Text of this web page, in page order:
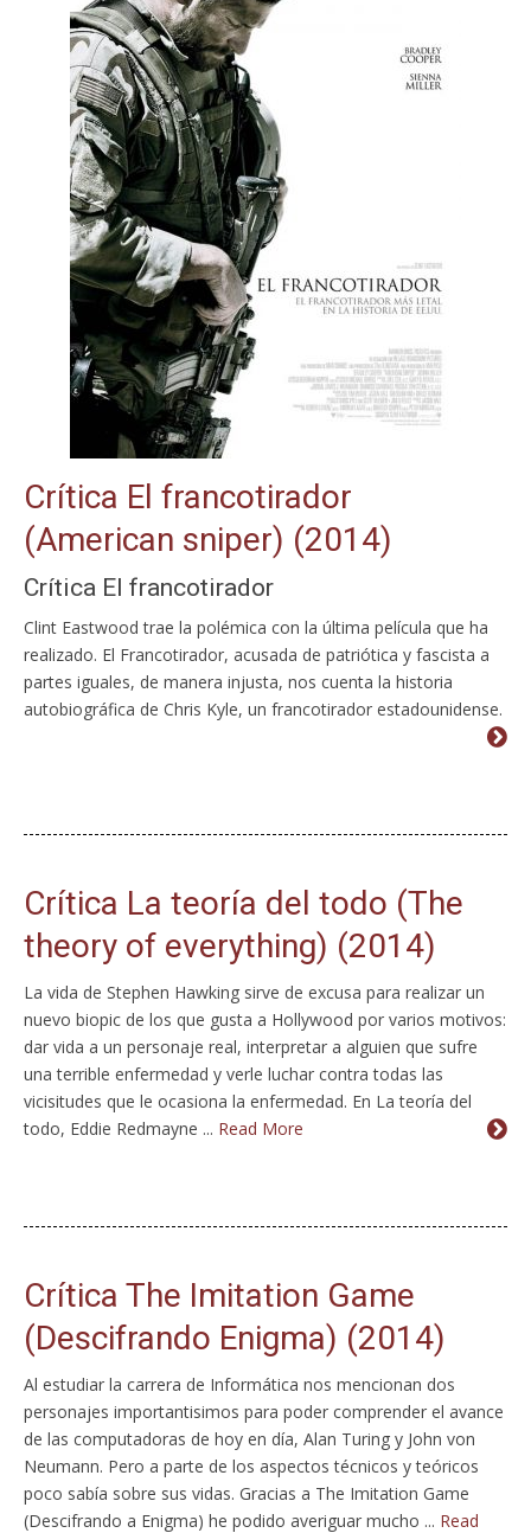
Crítica El francotirador
(American sniper) (2014)
Crítica El francotirador
Clint Eastwood trae la polémica con la última película que ha
realizado. El Francotirador, acusada de patriótica y fascista a
partes iguales, de manera injusta, nos cuenta la historia
autobiográfica de Chris Kyle, un francotirador estadounidense.
Crítica La teoría del todo (The
theory of everything) (2014)
La vida de Stephen Hawking sirve de excusa para realizar un
nuevo biopic de los que gusta a Hollywood por varios motivos:
dar vida a un personaje real, interpretar a alguien que sufre
una terrible enfermedad y verle luchar contra todas las
vicisitudes que le ocasiona la enfermedad. En La teoría del
todo, Eddie Redmayne ... Read More
Crítica The Imitation Game
(Descifrando Enigma) (2014)
Al estudiar la carrera de Informática nos mencionan dos
personajes importantisimos para poder comprender el avance
de las computadoras de hoy en día, Alan Turing y John von
Neumann. Pero a parte de los aspectos técnicos y teóricos
poco sabía sobre sus vidas. Gracias a The Imitation Game
(Descifrando a Enigma) he podido averiguar mucho ... Read